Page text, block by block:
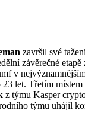
završil své
závěrečné
v
23 let. Třetím
z týmu Kasper
týmu uhájil